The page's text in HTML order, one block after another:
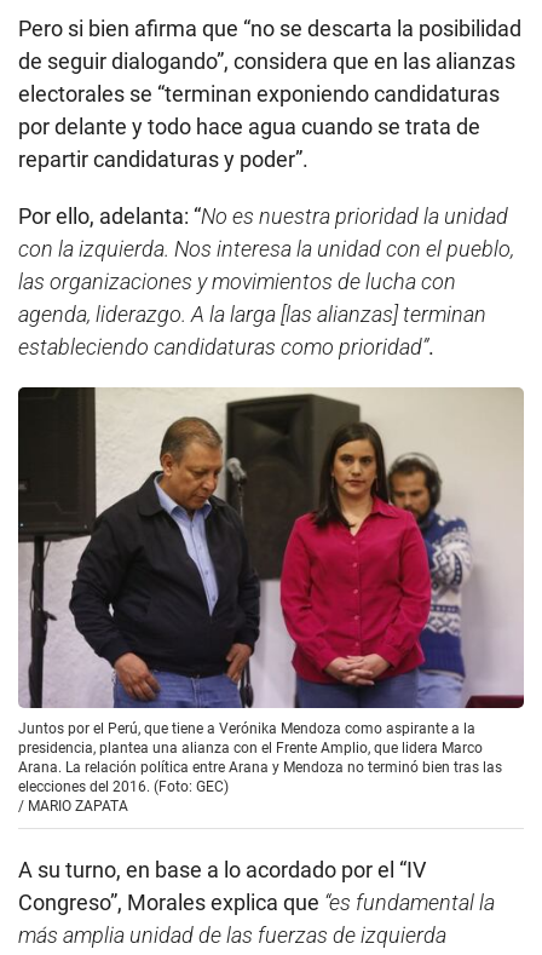
Pero si bien afirma que “no se descarta la posibilidad
de seguir dialogando”, considera que en las alianzas
electorales se “terminan exponiendo candidaturas
por delante y todo hace agua cuando se trata de
repartir candidaturas y poder”.
Por ello, adelanta: “No es nuestra prioridad la unidad
con la izquierda. Nos interesa la unidad con el pueblo,
las organizaciones y movimientos de lucha con
agenda, liderazgo. A la larga [las alianzas] terminan
estableciendo candidaturas como prioridad”.
Juntos por el Perú, que tiene a Verónika Mendoza como aspirante a la
presidencia, plantea una alianza con el Frente Amplio, que lidera Marco
Arana. La relación política entre Arana y Mendoza no terminó bien tras las
elecciones del 2016. (Foto: GEC)
/ MARIO ZAPATA
A su turno, en base a lo acordado por el “IV
Congreso”, Morales explica que “es fundamental la
más amplia unidad de las fuerzas de izquierda